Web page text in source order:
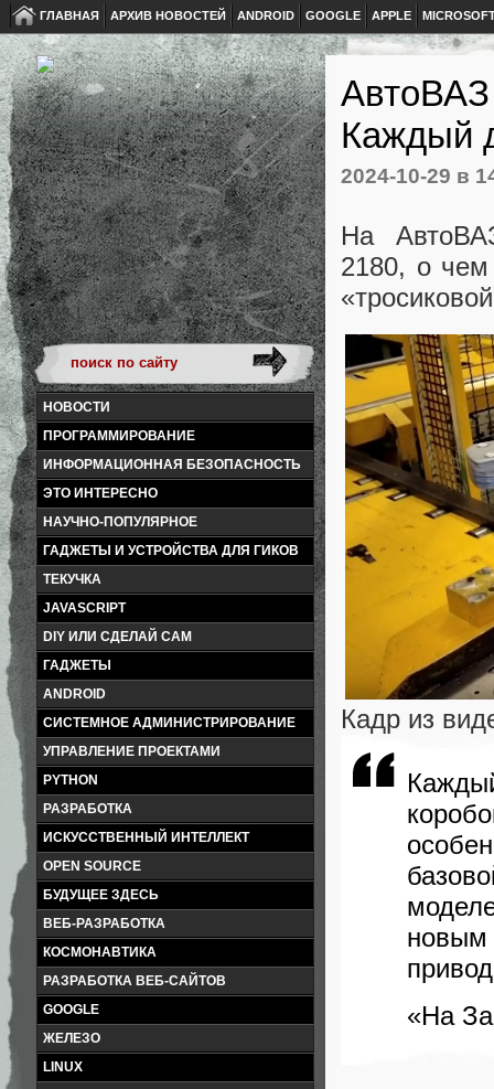
ГЛАВНАЯ АРХИВ НОВОСТЕЙ ANDROID GOOGLE APPLE
НОВОСТИ
ПРОГРАММИРОВАНИЕ
ИНФОРМАЦИОННАЯ БЕЗОПАСНОСТЬ
ЭТО ИНТЕРЕСНО
НАУЧНО-ПОПУЛЯРНОЕ
ГАДЖЕТЫ И УСТРОЙСТВА ДЛЯ ГИКОВ
ТЕКУЧКА
JAVASCRIPT
DIY ИЛИ СДЕЛАЙ САМ
ГАДЖЕТЫ
ANDROID
СИСТЕМНОЕ АДМИНИСТРИРОВАНИЕ
УПРАВЛЕНИЕ ПРОЕКТАМИ
PYTHON
РАЗРАБОТКА
ИСКУССТВЕННЫЙ ИНТЕЛЛЕКТ
OPEN SOURCE
БУДУЩЕЕ ЗДЕСЬ
ВЕБ-РАЗРАБОТКА
КОСМОНАВТИКА
РАЗРАБОТКА ВЕБ-САЙТОВ
GOOGLE
ЖЕЛЕЗО
LINUX
Каждый
2024-10-29 в
На
2180, о чем
Кадр из
«На